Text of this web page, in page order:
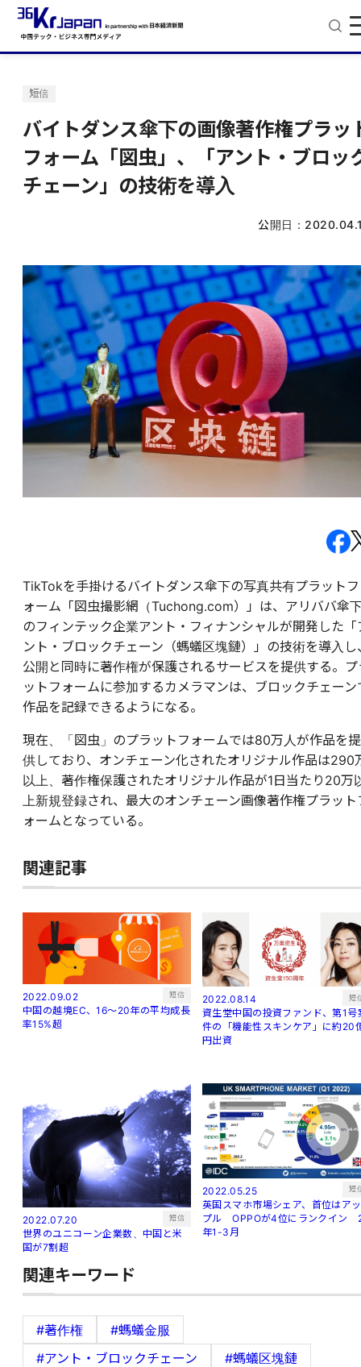
短信
バイトダンス傘下の画像著作権プラッ
フォーム「図虫」、「アント・ブロッ
チェーン」の技術を導入
公開日：
TikTokを手掛けるバイトダンス傘下の写真共有プラットフ
ォーム「図虫撮影網（Tuchong.com）」は、アリババ傘
のフィンテック企業アント・フィナンシャルが開発した「
ント・ブロックチェーン（螞蟻区塊鏈）」の技術を導入し
公開と同時に著作権が保護されるサービスを提供する。プ
ットフォームに参加するカメラマンは、ブロックチェーン
作品を記録できるようになる。
現在、「図虫」のプラットフォームでは80万人が作品を提
供しており、オンチェーン化されたオリジナル作品は290
以上、著作権保護されたオリジナル作品が1日当たり20万
上新規登録され、最大のオンチェーン画像著作権プラット
ォームとなっている。
関連記事
2022.09.02 短信
中国の越境EC、16～20年の平均成長
率15%超
2022.08.14 短
資生堂中国の投資ファンド、第1号
件の「機能性スキンケア」に約20
円出資
2022.07.20 短信
世界のユニコーン企業数、中国と米
国が7割超
2022.05.25 短
英国スマホ市場シェア、首位はアッ
プル OPPOが4位にランクイン
年1-3月
関連キーワード
#著作権
#螞蟻金服
#アント・ブロックチェーン
#螞蟻区塊鏈